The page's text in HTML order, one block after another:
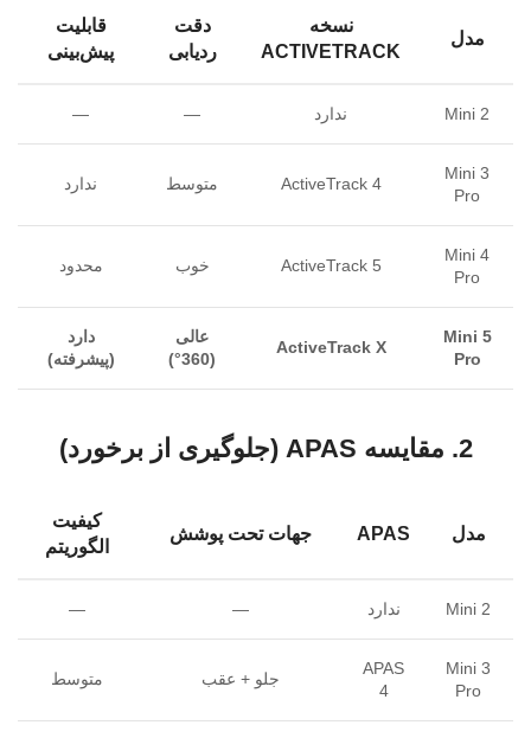
مدل
نسخه
ACTIVETRACK
دقت
ردیابی
قابلیت
پیش‌بینی
Mini 2 ندارد —
—
Mini 3
Pro
ActiveTrack 4 متوسط ندارد
Mini 4
Pro
ActiveTrack 5 خوب محدود
Mini 5
Pro
ActiveTrack X
عالی
(360°)
دارد
(پیشرفته)
2. مقایسه APAS (جلوگیری از برخورد)
مدل APAS جهات تحت پوشش
کیفیت
الگوریتم
Mini 2 ندارد —
—
Mini 3
Pro
APAS
4
جلو + عقب متوسط